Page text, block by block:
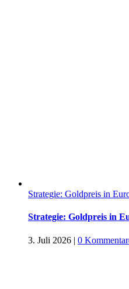
Strategie: Goldpreis in
Strategie: Goldpreis in
3. Juli 2026 | 0